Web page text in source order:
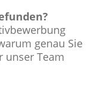
genau Sie
unser Team